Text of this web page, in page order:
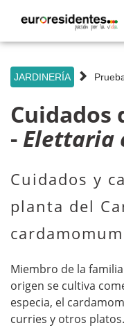
JARDINERÍA
Cuidados
- Elettaria
Cuidados y
planta del
cardamomum
Miembro de la
origen se cultiva
especia, el
curries y otros platos.